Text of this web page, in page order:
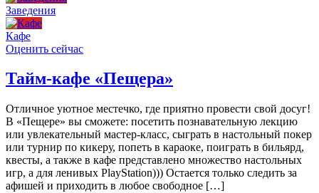
Заведения
Кафе
Оценить сейчас
Тайм-кафе «Пещера»
Отличное уютное местечко, где приятно провести свой досуг!
В «Пещере» вы сможете: посетить познавательную лекцию
или увлекательный мастер-класс, сыграть в настольный покер
или турнир по кикеру, попеть в караоке, поиграть в бильярд,
квесты, а также в кафе представлено множество настольных
игр, а для ленивых PlayStation))) Остается только следить за
афишей и приходить в любое свободное […]